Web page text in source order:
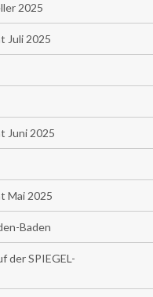
2025
Juli 2025
Juni 2025
Mai 2025
Baden
der SPIEGEL-